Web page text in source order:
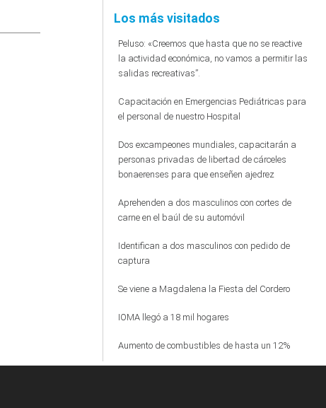
Los más visitados
Peluso: «Creemos que hasta que no se reactive
la actividad económica, no vamos a permitir las
salidas recreativas”.
Capacitación en Emergencias Pediátricas para
el personal de nuestro Hospital
Dos excampeones mundiales, capacitarán a
personas privadas de libertad de cárceles
bonaerenses para que enseñen ajedrez
Aprehenden a dos masculinos con cortes de
carne en el baúl de su automóvil
Identifican a dos masculinos con pedido de
captura
Se viene a Magdalena la Fiesta del Cordero
IOMA llegó a 18 mil hogares
Aumento de combustibles de hasta un 12%